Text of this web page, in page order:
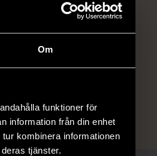
Om
funktioner för
information från din enhet
kombinera informationen
tjänster.
kläder och möbler
elektronik i våra
föremål som
vanliga butiker.